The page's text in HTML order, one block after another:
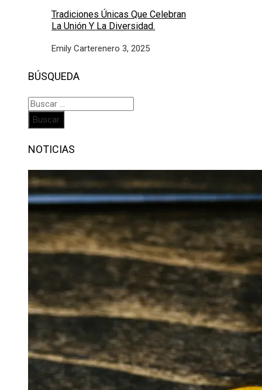
Tradiciones Únicas Que Celebran
La Unión Y La Diversidad.
Emily Carterenero 3, 2025
BÚSQUEDA
Buscar:
NOTICIAS